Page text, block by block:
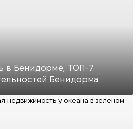
в Бенидорме, ТОП-7
Бенидорма